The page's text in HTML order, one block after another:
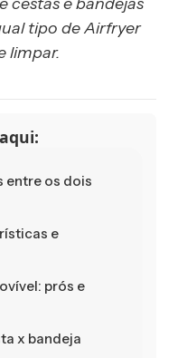
tipo de Airfryer
limpar.
entre os dois
e
prós e
x bandeja